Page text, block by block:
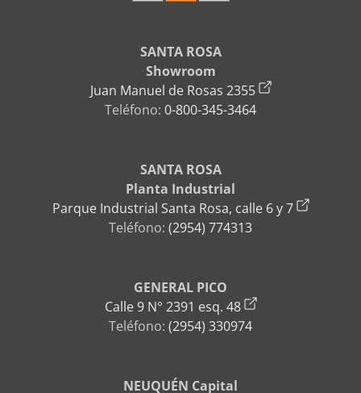
SANTA ROSA
Showroom
Juan Manuel de Rosas 2355
Teléfono: 0-800-345-3464
SANTA ROSA
Planta Industrial
Parque Industrial Santa Rosa, calle 6 y 7
Teléfono: (2954) 774313
GENERAL PICO
Calle 9 N° 2391 esq. 48
Teléfono: (2954) 330974
NEUQUÉN Capital